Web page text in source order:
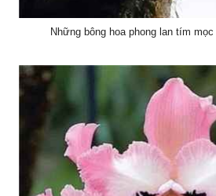
Những bông hoa phong lan tím